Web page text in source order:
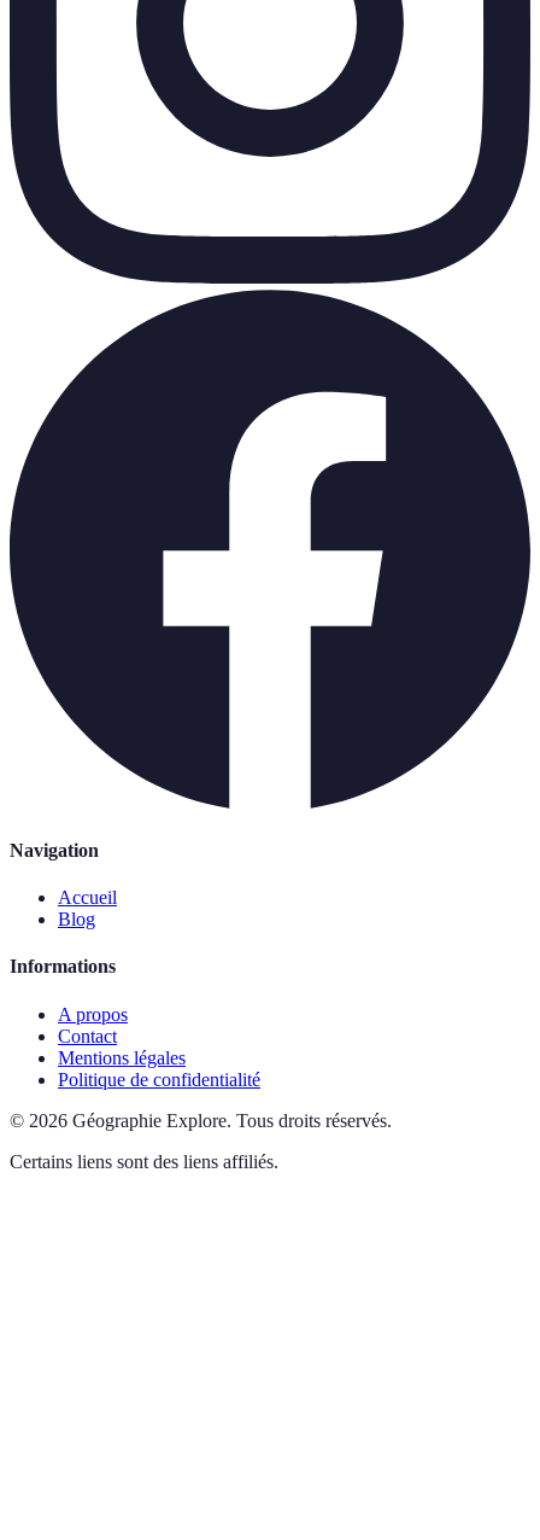
Navigation
Accueil
Blog
Informations
A propos
Contact
Mentions légales
Politique de confidentialité
© 2026 Géographie Explore. Tous droits réservés.
Certains liens sont des liens affiliés.